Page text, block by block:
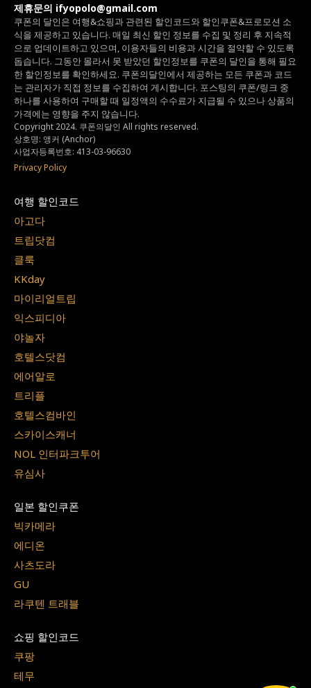
제휴문의 ifyopolo@gmail.com
쿠폰의 달인은 여행&쇼핑과 관련된 할인코드와 할인쿠폰&프로모션 소
식을 제공하고 있습니다. 매일 최신 할인 정보를 수집 및 정리 후 지속적
으로 업데이트하고 있으며, 이용자들의 비용과 시간을 절약할 수 있도록
돕습니다. 그동안 몰라서 못 받았던 할인정보를 쿠폰의 달인을 통해 필요
한 할인정보를 확인하세요. 쿠폰의달인에서 제공하는 모든 쿠폰과 코드
는 관리자가 직접 정보를 수집하여 게시합니다. 포스팅의 쿠폰/링크 중
하나를 사용하여 구매할 때 일정액의 수수료가 지급될 수 있으나상품의
가격에는 영향을 주지 않습니다.
Copyright 2024. 쿠폰의달인 All rights reserved.
상호명: 앵커 (Anchor)
사업자등록번호: 413-03-96630
Privacy Policy
여행 할인코드
아고다
트립닷컴
클룩
KKday
마이리얼트립
익스피디아
야놀자
호텔스닷컴
에어알로
트리플
호텔스컴바인
스카이스캐너
NOL 인터파크투어
유심사
일본 할인쿠폰
빅카메라
에디온
사츠도라
GU
라쿠텐 트래블
쇼핑 할인코드
쿠팡
테무